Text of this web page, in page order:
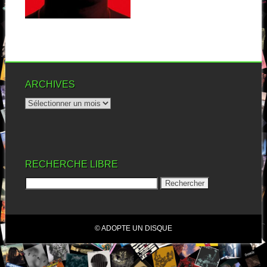
ARCHIVES
RECHERCHE LIBRE
© ADOPTE UN DISQUE